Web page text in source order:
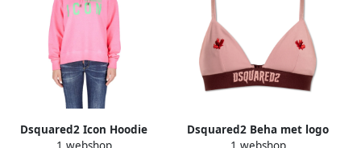
Dsquared2 Icon Hoodie
Dsquared2 Beha met logo